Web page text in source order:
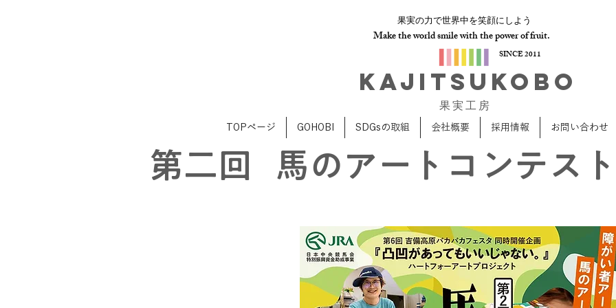
果実の力で世界中を笑顔にしよう
Make the world smile with the power of fruit.
​KAJITSUKOBO
SINCE 2011
​果 実 工 房
TOPページ GOHOBI SDGsの取組 会社概要 採用情報 お問い合わせ
第二回 馬のアートコンテス